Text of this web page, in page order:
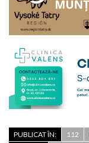
PUBLICAT ÎN: 112